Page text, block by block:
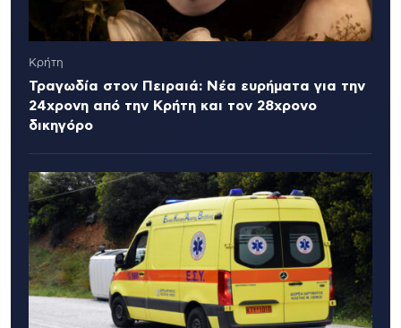
Κρήτη
Τραγωδία στον Πειραιά: Νέα ευρήματα για την
24χρονη από την Κρήτη και τον 28χρονο
δικηγόρο